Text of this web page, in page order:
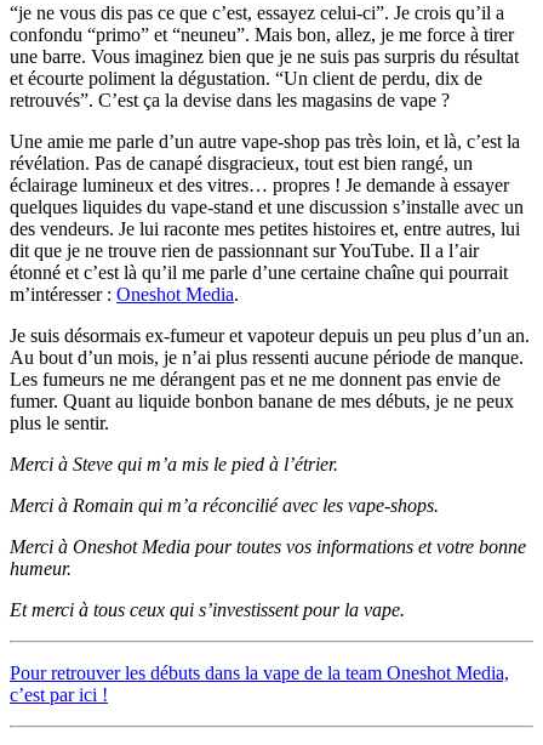
“je ne vous dis pas ce que c’est, essayez celui-ci”. Je crois qu’il a
confondu “primo” et “neuneu”. Mais bon, allez, je me force à tirer
une barre. Vous imaginez bien que je ne suis pas surpris du résultat
et écourte poliment la dégustation. “Un client de perdu, dix de
retrouvés”. C’est ça la devise dans les magasins de vape ?
Une amie me parle d’un autre vape-shop pas très loin, et là, c’est la
révélation. Pas de canapé disgracieux, tout est bien rangé, un
éclairage lumineux et des vitres… propres ! Je demande à essayer
quelques liquides du vape-stand et une discussion s’installe avec un
des vendeurs. Je lui raconte mes petites histoires et, entre autres, lui
dit que je ne trouve rien de passionnant sur YouTube. Il a l’air
étonné et c’est là qu’il me parle d’une certaine chaîne qui pourrait
m’intéresser : Oneshot Media.
Je suis désormais ex-fumeur et vapoteur depuis un peu plus d’un an.
Au bout d’un mois, je n’ai plus ressenti aucune période de manque.
Les fumeurs ne me dérangent pas et ne me donnent pas envie de
fumer. Quant au liquide bonbon banane de mes débuts, je ne peux
plus le sentir.
Merci à Steve qui m’a mis le pied à l’étrier.
Merci à Romain qui m’a réconcilié avec les vape-shops.
Merci à Oneshot Media pour toutes vos informations et votre bonne
humeur.
Et merci à tous ceux qui s’investissent pour la vape.
Pour retrouver les débuts dans la vape de la team Oneshot Media,
c’est par ici !